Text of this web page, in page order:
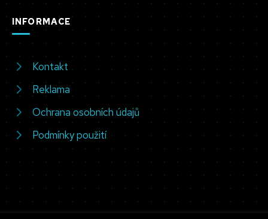
INFORMACE
Kontakt
Reklama
Ochrana osobních údajů
Podmínky použití